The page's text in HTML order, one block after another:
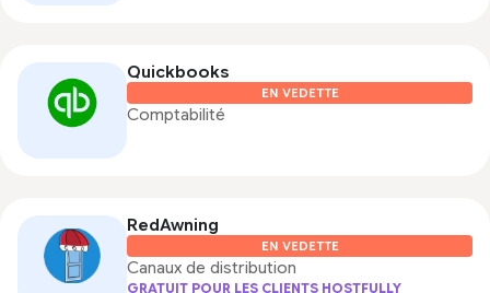
Quickbooks
EN VEDETTE
Comptabilité
RedAwning
EN VEDETTE
Canaux de distribution
GRATUIT POUR LES CLIENTS HOSTFULLY